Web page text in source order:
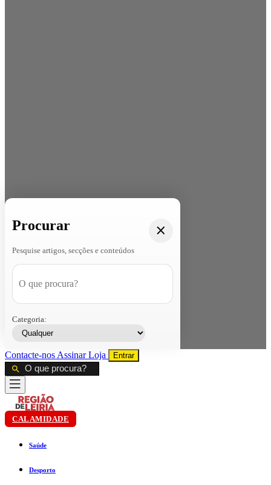
Procurar
Pesquise artigos, secções e conteúdos
Categoria:
Contacte-nos AssinarLoja Entrar
CALAMIDADE
Saúde
Desporto